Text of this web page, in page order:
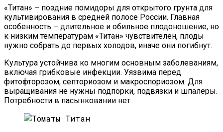
«Титан» – поздние помидоры для открытого грунта для
культивирования в средней полосе России. Главная
особенность – длительное и обильное плодоношение, но
к низким температурам «Титан» чувствителен, плоды
нужно собрать до первых холодов, иначе они погибнут.
Культура устойчива ко многим основным заболеваниям,
включая грибковые инфекции. Уязвима перед
фитофторозом, септориозом и макроспориозом. Для
выращивания не нужны подпорки, подвязки и шпалеры.
Потребности в пасынковании нет.